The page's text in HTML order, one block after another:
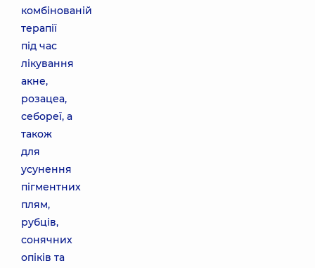
комбінованій
терапії
під час
лікування
акне,
розацеа,
себореї, а
також
для
усунення
пігментних
плям,
рубців,
сонячних
опіків та